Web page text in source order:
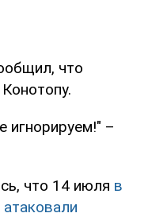
что
игнорируем!" –
что 14 июля в